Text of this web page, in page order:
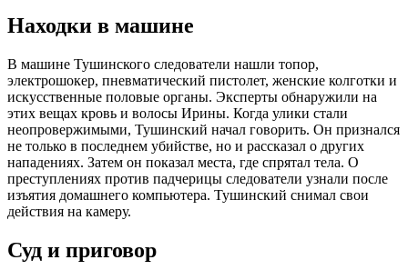
Находки в машине
В машине Тушинского следователи нашли топор,
электрошокер, пневматический пистолет, женские колготки и
искусственные половые органы. Эксперты обнаружили на
этих вещах кровь и волосы Ирины. Когда улики стали
неопровержимыми, Тушинский начал говорить. Он признался
не только в последнем убийстве, но и рассказал о других
нападениях. Затем он показал места, где спрятал тела. О
преступлениях против падчерицы следователи узнали после
изъятия домашнего компьютера. Тушинский снимал свои
действия на камеру.
Суд и приговор